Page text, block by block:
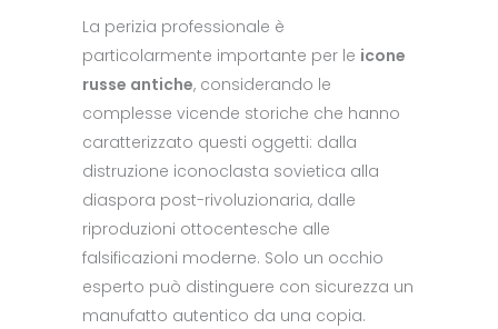
La perizia professionale è
particolarmente importante per le icone
russe antiche, considerando le
complesse vicende storiche che hanno
caratterizzato questi oggetti: dalla
distruzione iconoclasta sovietica alla
diaspora post-rivoluzionaria, dalle
riproduzioni ottocentesche alle
falsificazioni moderne. Solo un occhio
esperto può distinguere con sicurezza un
manufatto autentico da una copia.